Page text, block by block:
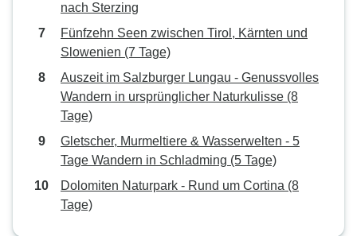
nach Sterzing
Fünfzehn Seen zwischen Tirol, Kärnten und
Slowenien (7 Tage)
Auszeit im Salzburger Lungau - Genussvolles
Wandern in ursprünglicher Naturkulisse (8
Tage)
Gletscher, Murmeltiere & Wasserwelten - 5
Tage Wandern in Schladming (5 Tage)
Dolomiten Naturpark - Rund um Cortina (8
Tage)